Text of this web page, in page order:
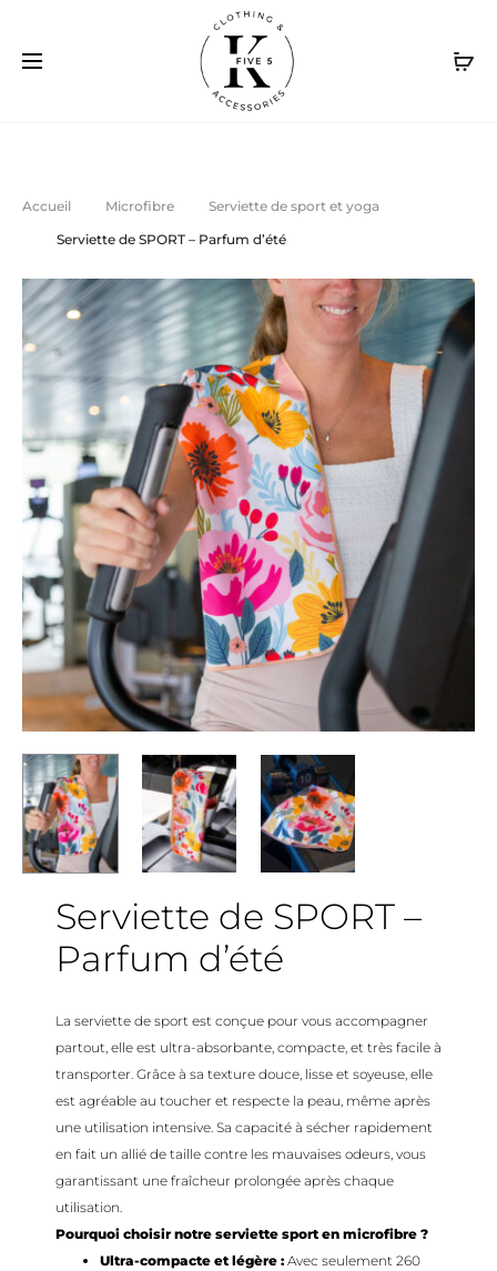
Livraison gratuite au Canada sur achat de 120$ et plus. /
Free delivery in Canada on purchase of $120 or more
Accueil Microfibre
Serviette de sport et yoga
Serviette de SPORT – Parfum d’été
Serviette de SPORT –
Parfum d’été
La serviette de sport est conçue pour vous accompagner
partout, elle est ultra-absorbante, compacte, et très facile à
transporter. Grâce à sa texture douce, lisse et soyeuse, elle
est agréable au toucher et respecte la peau, même après
une utilisation intensive. Sa capacité à sécher rapidement
en fait un allié de taille contre les mauvaises odeurs, vous
garantissant une fraîcheur prolongée après chaque
utilisation.
Pourquoi choisir notre serviette sport en microfibre ?
Ultra-compacte et légère : Avec seulement 260